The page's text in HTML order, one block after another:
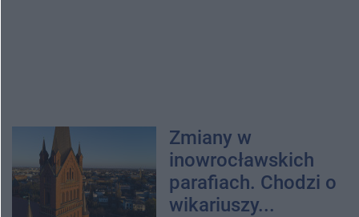
Zmiany w
inowrocławskich
parafiach. Chodzi o
wikariuszy...